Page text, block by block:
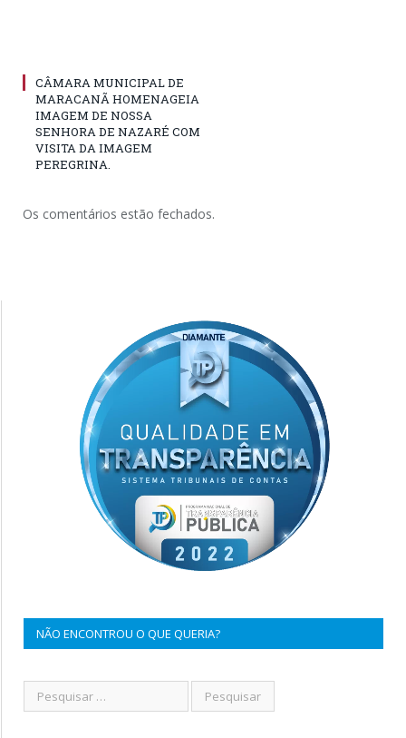
CÂMARA MUNICIPAL DE
MARACANÃ HOMENAGEIA
IMAGEM DE NOSSA
SENHORA DE NAZARÉ COM
VISITA DA IMAGEM
PEREGRINA.
Os comentários estão fechados.
NÃO ENCONTROU O QUE QUERIA?